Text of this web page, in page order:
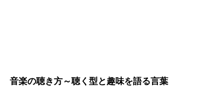
音楽の聴き方～聴く型と趣味を語る言葉